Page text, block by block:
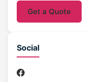
Get a Quote
Social